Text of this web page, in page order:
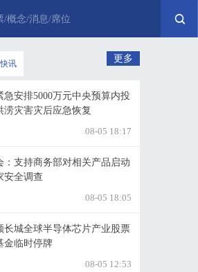
/概念/消息/席位
讯 更多
急安排5000万元中央预算内投
涝灾害灾后应急恢复
08-05 18:17
：支持商务部对相关产品启动
安全调查
08-05 18:05
长城全球半导体芯片产业股票
金临时停牌
08-05 12:53